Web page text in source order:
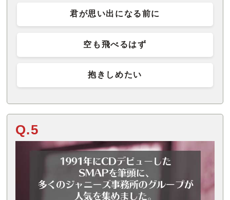
君が思い出になる前に
空も飛べるはず
抱きしめたい
Q.5